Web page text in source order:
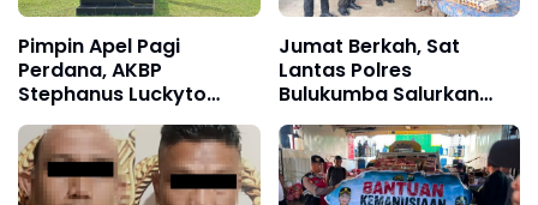
Pimpin Apel Pagi
Perdana, AKBP
Stephanus Luckyto
Tekankan Disiplin,
Kebersihan, dan
Kecintaan terhadap
Organisasi
Jumat Berkah, Sat
Lantas Polres
Bulukumba Salurkan
Sembako kepada
Warga Kurang Mampu